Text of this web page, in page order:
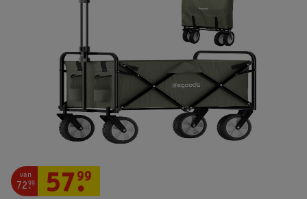
van
72.
99 57.
99